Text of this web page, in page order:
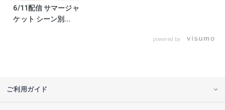
6/11配信 サマージャ
ケット シーン別...
powered by
ご利用ガイド